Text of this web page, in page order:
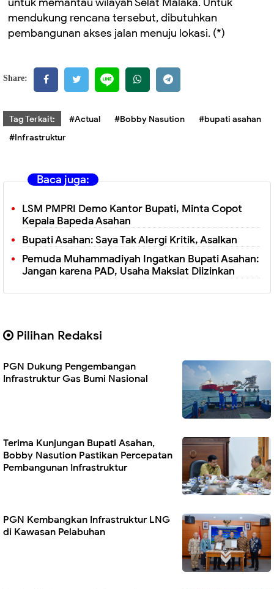
mendukung rencana tersebut, dibutuhkan
pembangunan akses jalan menuju lokasi. (*)
Share:
Tag Terkait: #Actual #Bobby Nasution
#bupati asahan
#Infrastruktur
Baca juga:
LSM PMPRI Demo Kantor Bupati, Minta Copot
Kepala Bapeda Asahan
Bupati Asahan: Saya Tak Alergi Kritik, Asalkan
Pemuda Muhammadiyah Ingatkan Bupati Asahan:
Jangan karena PAD, Usaha Maksiat Diizinkan
Pilihan Redaksi
PGN Dukung Pengembangan
Infrastruktur Gas Bumi Nasional
Terima Kunjungan Bupati Asahan,
Bobby Nasution Pastikan Percepatan
Pembangunan Infrastruktur
PGN Kembangkan Infrastruktur LNG
di Kawasan Pelabuhan